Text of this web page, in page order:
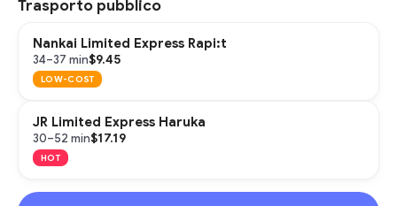
Trasporto pubblico
Nankai Limited Express Rapi:t
34–37 min$9.45
LOW-COST
JR Limited Express Haruka
30–52 min$17.19
HOT